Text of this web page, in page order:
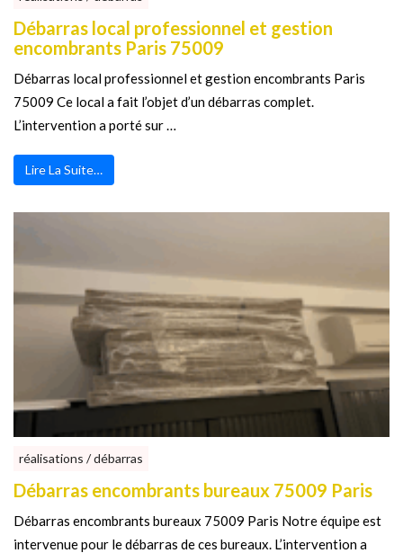
Débarras local professionnel et gestion
encombrants Paris 75009
Débarras local professionnel et gestion encombrants Paris
75009 Ce local a fait l’objet d’un débarras complet.
L’intervention a porté sur …
Lire La Suite…
réalisations / débarras
Débarras encombrants bureaux 75009 Paris
Débarras encombrants bureaux 75009 Paris Notre équipe est
intervenue pour le débarras de ces bureaux. L’intervention a